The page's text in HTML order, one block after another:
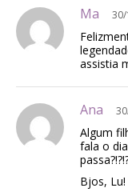
Ma
assistia
Ana
Algum
fala o
Bjos, Lu!